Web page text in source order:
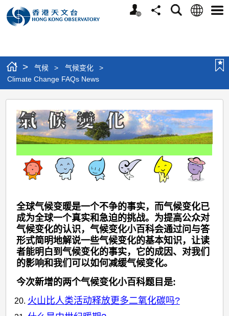
个
分
搜
语
选
> 气候 > 气候变化
>
Climate Change FAQs News
Climate
Change
FAQs
News
全球气候变暖是一个不争的事实，而气候变化已
成为全球一个真实和急迫的挑战。为提高公众对
气候变化的认识，气候变化小百科会通过问与答
形式简明地解说一些气候变化的基本知识，让读
者能明白到气候变化的事实，它的成因、对我们
的影响和我们可以如何减缓气候变化。
今次新增的两个气候变化小百科题目是:
火山比人类活动释放更多二氧化碳吗?